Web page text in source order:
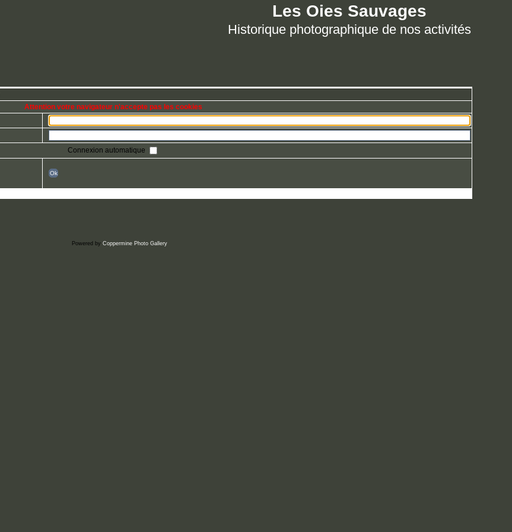
Les Oies Sauvages
Historique photographique de nos activités
Attention votre navigateur n'accepte pas les cookies
Connexion automatique
Ok
Powered by Coppermine Photo Gallery